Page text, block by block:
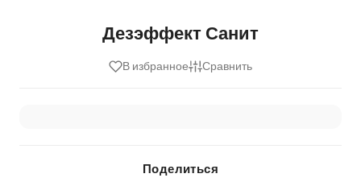
Дезэффект Санит
В избранное Сравнить
Поделиться